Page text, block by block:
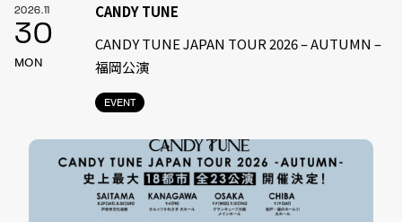
2026.11
30
MON
EVENT
CANDY TUNE
CANDY TUNE JAPAN TOUR 2026 – AUTUMN –
福岡公演